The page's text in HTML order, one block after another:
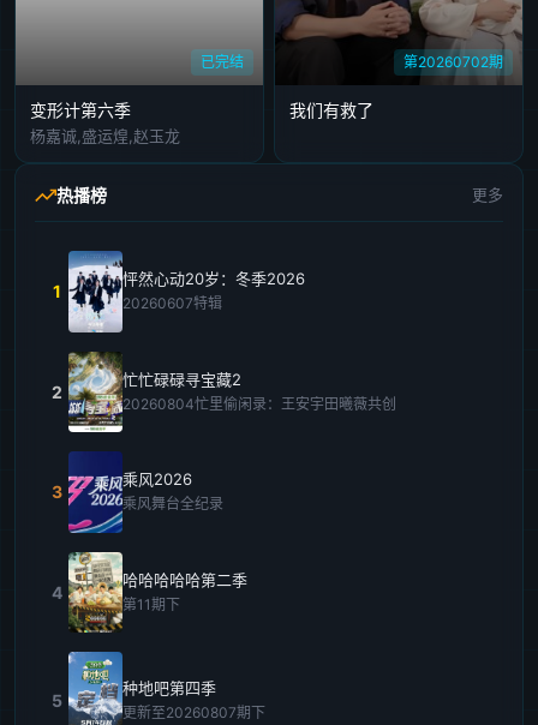
已完结
变形计第六季
杨嘉诚,盛运煌,赵玉龙
第20260702期
我们有救了
热播榜 更多
1
怦然心动20岁：冬季2026
20260607特辑
2
忙忙碌碌寻宝藏2
20260804忙里偷闲录：王安宇田曦薇共创
3
乘风2026
乘风舞台全纪录
4
哈哈哈哈哈第二季
第11期下
5
种地吧第四季
更新至20260807期下